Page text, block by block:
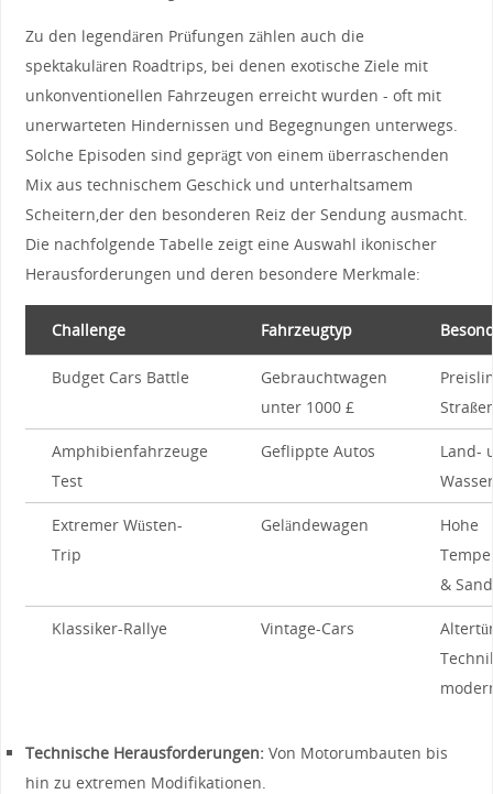
Zu den legendären ‌Prüfungen zählen auch die
spektakulären ​Roadtrips, ‍bei⁣ denen exotische ‍Ziele⁣ mit
unkonventionellen⁤ Fahrzeugen erreicht wurden‌ -​ oft mit
unerwarteten Hindernissen ⁣und Begegnungen unterwegs.
Solche⁤ Episoden sind geprägt von​ einem überraschenden
Mix aus technischem Geschick‍ und unterhaltsamem
Scheitern,der‍ den‌ besonderen Reiz der Sendung ausmacht.
Die​ nachfolgende Tabelle zeigt eine Auswahl ‌ikonischer⁢
Herausforderungen und deren besondere⁢ Merkmale:
Challenge Fahrzeugtyp
Budget Cars Battle
Gebrauchtwagen
unter⁤ 1000 £
Amphibienfahrzeuge
Test
Geflippte ⁤Autos
Land-
Extremer ​Wüsten-
Trip
Geländewagen
Hohe
&
Klassiker-Rallye Vintage-Cars
Technische‌ Herausforderungen:Von Motorumbauten bis⁢
hin​ zu ⁣extremen ⁣Modifikationen.